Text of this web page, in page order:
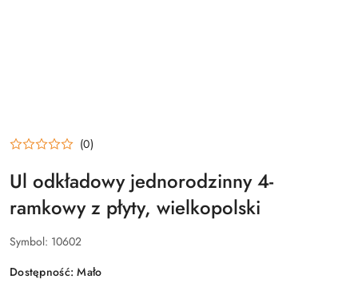
(0)
Ul odkładowy jednorodzinny 4-
ramkowy z płyty, wielkopolski
Symbol: 10602
Dostępność:Mało